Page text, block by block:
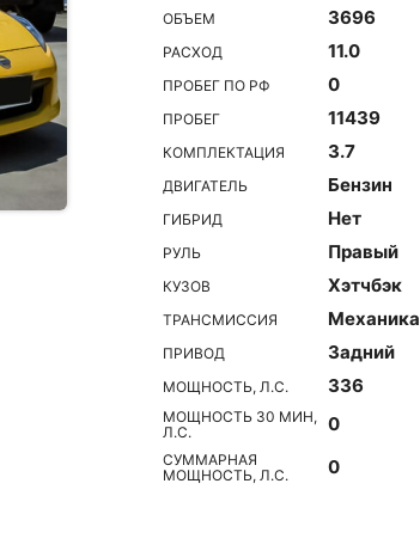
ОБЪЕМ 3696
РАСХОД 11.0
ПРОБЕГ ПО РФ 0
ПРОБЕГ 11439
КОМПЛЕКТАЦИЯ 3.7
ДВИГАТЕЛЬ Бензин
ГИБРИД Нет
РУЛЬ Правый
КУЗОВ Хэтчбэк
ТРАНСМИССИЯ Механика
ПРИВОД Задний
МОЩНОСТЬ, Л.С. 336
МОЩНОСТЬ 30 МИН,
Л.С.
0
СУММАРНАЯ
МОЩНОСТЬ, Л.С.
0